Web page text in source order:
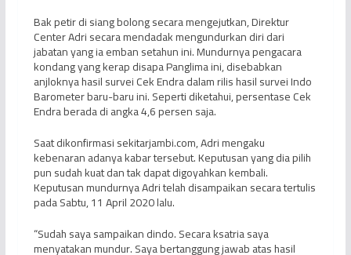
Bak petir di siang bolong secara mengejutkan, Direktur
Center Adri secara mendadak mengundurkan diri dari
jabatan yang ia emban setahun ini. Mundurnya pengacara
kondang yang kerap disapa Panglima ini, disebabkan
anjloknya hasil survei Cek Endra dalam rilis hasil survei Indo
Barometer baru-baru ini. Seperti diketahui, persentase Cek
Endra berada di angka 4,6 persen saja.
Saat dikonfirmasi sekitarjambi.com, Adri mengaku
kebenaran adanya kabar tersebut. Keputusan yang dia pilih
pun sudah kuat dan tak dapat digoyahkan kembali.
Keputusan mundurnya Adri telah disampaikan secara tertulis
pada Sabtu, 11 April 2020 lalu.
“Sudah saya sampaikan dindo. Secara ksatria saya
menyatakan mundur. Saya bertanggung jawab atas hasil